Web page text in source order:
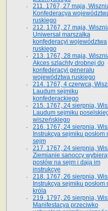
211. 1767, 27 maja,
Konfederacya
ruskiego
212. 1767, 27 maja,
Uniwersał marszałka
konfederacyi województwa
ruskiego
213. 1767, 28 maja,
Akces szlachty drobnej do
konfederacyi generału
województwa ruskiego
214. 1767, 4 czerwca,
Laudum sejmiku
konfederackiego
215. 1767, 24 sierpnia,
Laudum sejmiku
wiszeńskiego
216. 1767, 24 sierpnia,
Instrukcya sejmiku posłom
sejm
217. 1767, 24 sierpnia,
Ziemianie sanoccy
posłów na sejm i dają im
instrukcyę
218. 1767, 26 sierpnia,
Instrukcya sejmiku posłom
króla
219. 1797, 26 sierpnia,
Manifestacya przeciwko